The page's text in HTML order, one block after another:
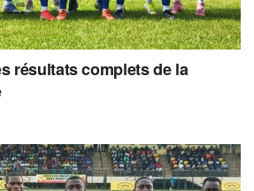
résultats complets de la